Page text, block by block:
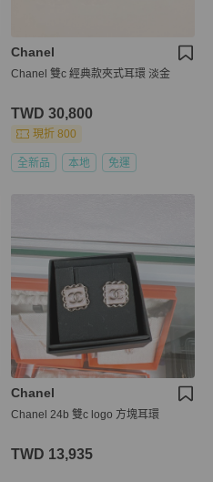
Chanel
Chanel 雙c 經典款夾式耳環 淡金
TWD 30,800
現折 800
全新品 本地 免運
Chanel
Chanel 24b 雙c logo 方塊耳環
TWD 13,935